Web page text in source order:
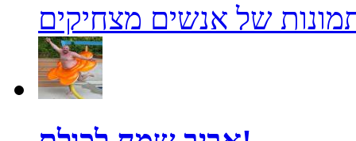
של אנשים מצחיקים